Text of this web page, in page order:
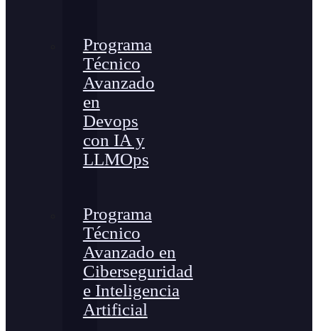
Programa
Técnico
Avanzado
en
Devops
con IA y
LLMOps
Programa
Técnico
Avanzado en
Ciberseguridad
e Inteligencia
Artificial